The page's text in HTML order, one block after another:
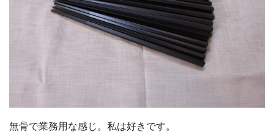
無骨で業務用な感じ。私は好きです。